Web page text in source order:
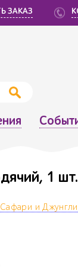
ЗАКАЗ
1 шт.
Сафари и Джунгли